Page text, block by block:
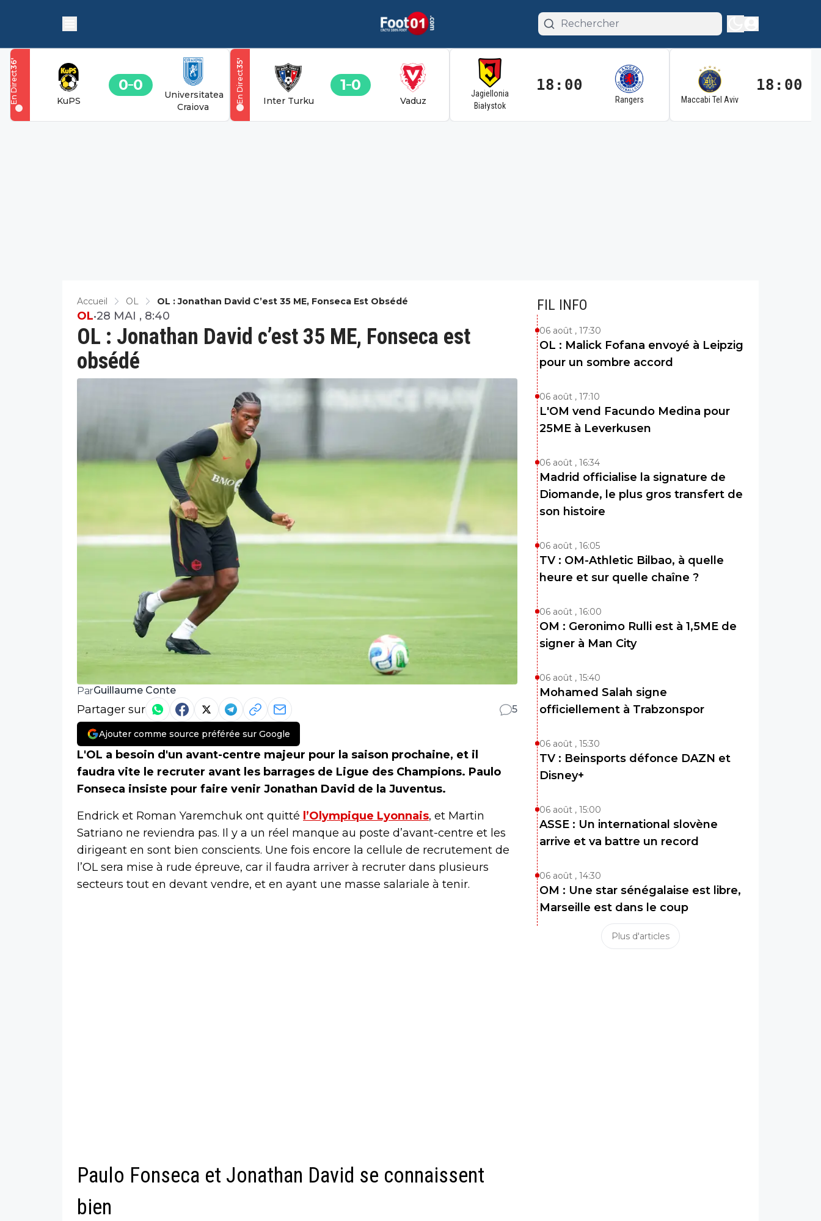
KuPS
0 0
Universitatea
Craiova
36
'
En Direct Inter Turku
1 0
Vaduz
35
'
En Direct
Jagiellonia
Białystok
18:00
Rangers Maccabi Tel Aviv
18:00
Accueil OL OL : Jonathan David C’est 35 ME, Fonseca Est Obsédé
OL : Jonathan David c’est 35 ME, Fonseca est
obsédé
OL•28 MAI , 8:40
ParGuillaume Conte
Partager sur 5
Ajouter comme source préférée sur Google
L'OL a besoin d'un avant-centre majeur pour la saison prochaine, et il
faudra vite le recruter avant les barrages de Ligue des Champions. Paulo
Fonseca insiste pour faire venir Jonathan David de la Juventus.
Endrick et Roman Yaremchuk ont quitté l’Olympique Lyonnais, et Martin
Satriano ne reviendra pas. Il y a un réel manque au poste d’avant-centre et les
dirigeant en sont bien conscients. Une fois encore la cellule de recrutement de
l’OL sera mise à rude épreuve, car il faudra arriver à recruter dans plusieurs
secteurs tout en devant vendre, et en ayant une masse salariale à tenir.
Paulo Fonseca et Jonathan David se connaissent
bien
FIL INFO
06 août , 17:30
OL : Malick Fofana envoyé à Leipzig
pour un sombre accord
06 août , 17:10
L'OM vend Facundo Medina pour
25ME à Leverkusen
06 août , 16:34
Madrid officialise la signature de
Diomande, le plus gros transfert de
son histoire
06 août , 16:05
TV : OM-Athletic Bilbao, à quelle
heure et sur quelle chaîne ?
06 août , 16:00
OM : Geronimo Rulli est à 1,5ME de
signer à Man City
06 août , 15:40
Mohamed Salah signe
officiellement à Trabzonspor
06 août , 15:30
TV : Beinsports défonce DAZN et
Disney+
06 août , 15:00
ASSE : Un international slovène
arrive et va battre un record
06 août , 14:30
OM : Une star sénégalaise est libre,
Marseille est dans le coup
Plus d'articles